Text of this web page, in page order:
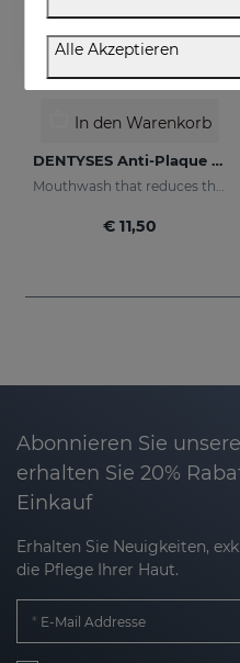
In den Warenkorb
DENTYSES Anti-Plaque Mouthwash
Mouthwash that reduces the appearance of plaque
€ 11,50
Abonnieren Sie
erhalten Sie 20%
Einkauf
Erhalten Sie Neuigkeiten,
die Pflege Ihrer Haut.
E-Mail Addresse
Alle Akzeptieren